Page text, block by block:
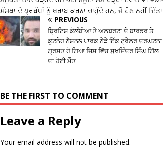
ਸੰਸਥਾ ਦੇ ਪ੍ਰਬੰਧਾਂ ਨੂੰ ਖਰਾਬ ਕਰਨਾ ਚਾਹੁੰਦੇ ਹਨ, ਜੋ ਹੋਣ ਨਹੀਂ ਦਿੱਤਾ
PREVIOUS
ਬ੍ਰਿਟਿਸ਼ ਕੋਲੰਬੀਆ ਤੇ ਅਲਬਰਟਾ ਦੇ ਬਾਰਡਰ ਤੇ
ਕੂਟਨੇਹ ਨੈ਼ਸ਼ਨਲ ਪਾਰਕ ਨੇੜੇ ਇੱਕ ਟ੍ਰੇਲਰ ਦੁਰਘਟਨਾ
ਗ੍ਰਸਤ ਹੋ ਗਿਆ ਜਿਸ ਵਿੱਚ ਸੁਖਜਿੰਦਰ ਸਿੰਘ ਗਿੱਲ
ਦਾ ਹੋਈ ਮੌਤ
BE THE FIRST TO COMMENT
Leave a Reply
Your email address will not be published.